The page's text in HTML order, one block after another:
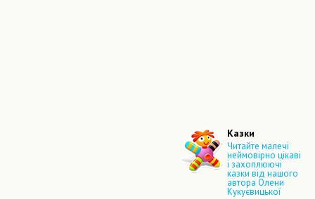
Казки
Читайте малечі
неймовірно цікаві
і захоплюючі
казки від нашого
автора Олени
Кукуєвицької